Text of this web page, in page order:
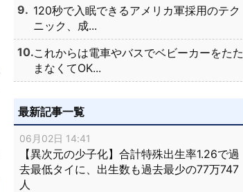
120秒で入眠できるアメリカ軍採用のテク
ニック、成...
これからは電車やバスでベビーカーをたた
まなくてOK...
最新記事一覧
06月02日 14:41
【異次元の少子化】合計特殊出生率1.26で過
去最低タイに、出生数も過去最少の77万747
人